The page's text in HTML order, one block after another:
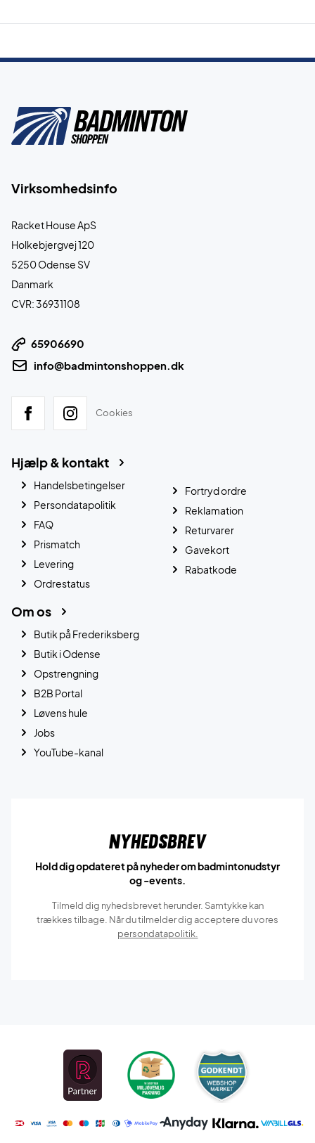
Virksomhedsinfo
Racket House ApS
Holkebjergvej 120
5250 Odense SV
Danmark
CVR: 36931108
65906690
info@badmintonshoppen.dk
Cookies
Hjælp & kontakt
Handelsbetingelser
Persondatapolitik
FAQ
Prismatch
Levering
Ordrestatus
Fortryd ordre
Reklamation
Returvarer
Gavekort
Rabatkode
Om os
Butik på Frederiksberg
Butik i Odense
Opstrengning
B2B Portal
Løvens hule
Jobs
YouTube-kanal
Nyhedsbrev
Hold dig opdateret på nyheder om badmintonudstyr
og -events.
Tilmeld dig nyhedsbrevet herunder. Samtykke kan
trækkes tilbage. Når du tilmelder dig acceptere du vores
persondatapolitik.